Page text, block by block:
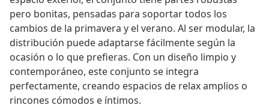
pero bonitas, pensadas para soportar todos los
cambios de la primavera y el verano. Al ser modular, la
distribución puede adaptarse fácilmente según la
ocasión o lo que prefieras. Con un diseño limpio y
contemporáneo, este conjunto se integra
perfectamente, creando espacios de relax amplios o
rincones cómodos e íntimos.